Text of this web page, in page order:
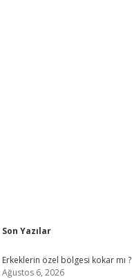
Sidebar
Son Yazılar
Erkeklerin özel bölgesi kokar mı ?
Ağustos 6, 2026